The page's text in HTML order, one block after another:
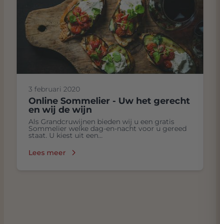
3 februari 2020
Online Sommelier - Uw het gerecht
en wij de wijn
Als Grandcruwijnen bieden wij u een gratis
Sommelier welke dag-en-nacht voor u gereed
staat. U kiest uit een...
Lees meer